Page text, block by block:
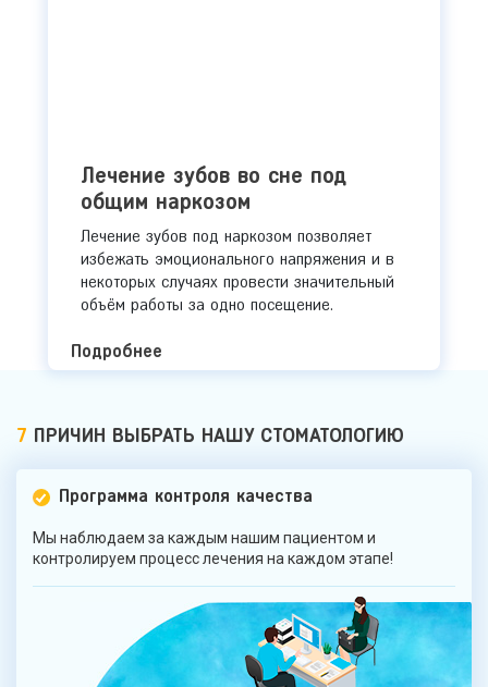
Лечение зубов во сне под
общим наркозом
Лечение зубов под наркозом позволяет
избежать эмоционального напряжения и в
некоторых случаях провести значительный
объём работы за одно посещение.
Подробнее
7 ПРИЧИН ВЫБРАТЬ НАШУ СТОМАТОЛОГИЮ
Программа контроля качества
Мы наблюдаем за каждым нашим пациентом и
контролируем процесс лечения на каждом этапе!